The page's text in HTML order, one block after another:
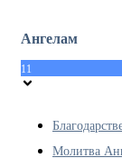
Ангелам
11
Молитва